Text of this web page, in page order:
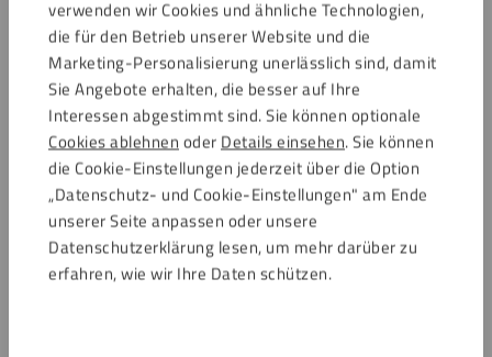
verwenden wir Cookies und ähnliche Technologien,
die für den Betrieb unserer Website und die
Marketing-Personalisierung unerlässlich sind, damit
Sie Angebote erhalten, die besser auf Ihre
Interessen abgestimmt sind. Sie können optionale
Cookies ablehnen oder Details einsehen. Sie können
die Cookie-Einstellungen jederzeit über die Option
„Datenschutz- und Cookie-Einstellungen" am Ende
unserer Seite anpassen oder unsere
Datenschutzerklärung lesen, um mehr darüber zu
erfahren, wie wir Ihre Daten schützen.